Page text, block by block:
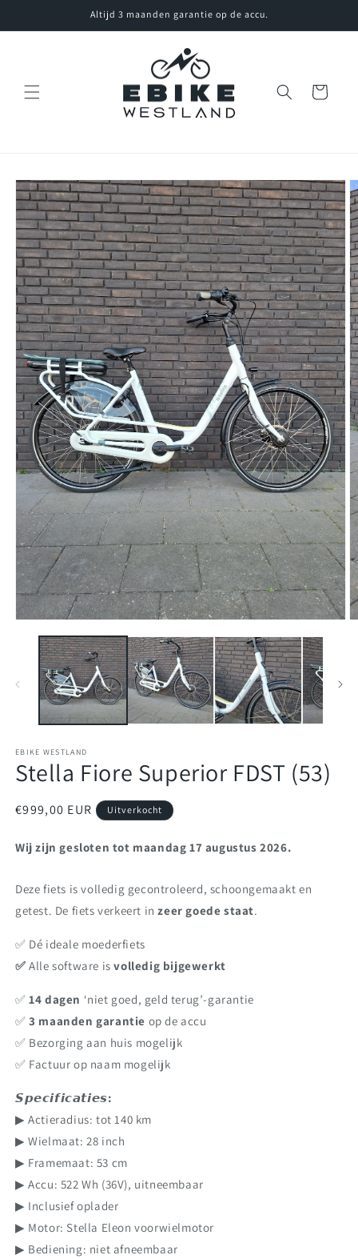
content
Altijd 3 maanden garantie op de accu.
Winkelwagen
direct naar
EBIKE WESTLAND
Stella Fiore Superior FDST (53)
Normale
€999,00 EUR Uitverkocht
Wij zijn gesloten tot maandag 17 augustus 2026.
Deze fiets is volledig gecontroleerd, schoongemaakt en
getest. De fiets verkeert inzeer goede staat.
✅️ Dé ideale moederfiets
✅️Alle software is volledig bijgewerkt
✅️ 14 dagen ‘niet goed, geld terug’-garantie
✅️ 3 maanden garantie op de accu
✅️ Bezorging aan huis mogelijk
✅️ Factuur op naam mogelijk
𝙎𝙥𝙚𝙘𝙞𝙛𝙞𝙘𝙖𝙩𝙞𝙚𝙨:
▶ Actieradius: tot 140 km
▶ Wielmaat: 28 inch
▶ Framemaat: 53 cm
▶ Accu: 522 Wh (36V), uitneembaar
▶ Inclusief oplader
▶ Motor: Stella Eleon voorwielmotor
▶ Bediening: niet afneembaar